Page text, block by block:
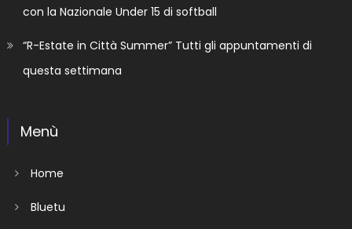
con la Nazionale Under 15 di softball
“R-Estate in Città Summer” Tutti gli appuntamenti di
questa settimana
Menù
Home
Bluetu